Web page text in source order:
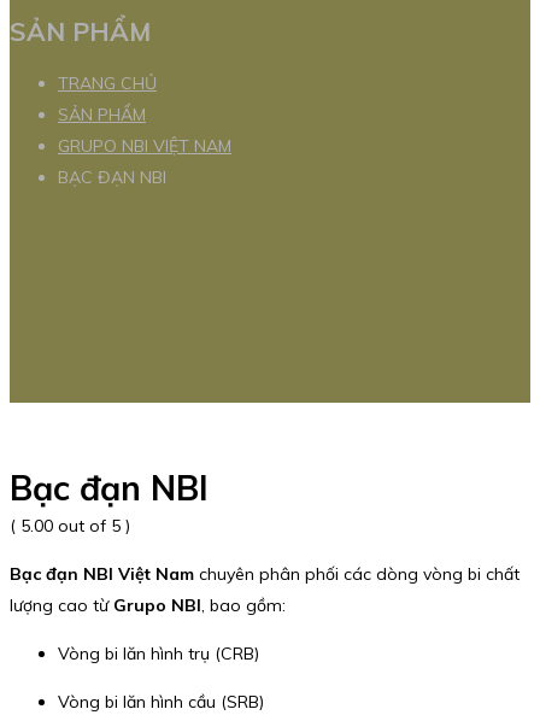
SẢN PHẨM
TRANG CHỦ
SẢN PHẨM
GRUPO NBI VIỆT NAM
BẠC ĐẠN NBI
Bạc đạn NBI
( 5.00 out of 5 )
Bạc đạn NBI Việt Nam chuyên phân phối các dòng vòng bi chất
lượng cao từ Grupo NBI, bao gồm:
Vòng bi lăn hình trụ (CRB)
Vòng bi lăn hình cầu (SRB)